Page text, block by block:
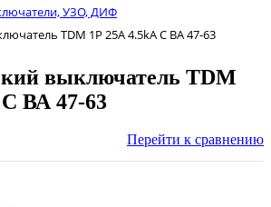
УЗО, ДИФ
TDM 1P 25A 4.5kA С ВА 47-63
выключатель TDM
С ВА 47-63
Перейти к сравнению